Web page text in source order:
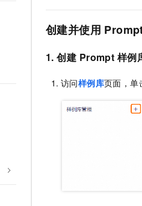
创建并使用
1. 创建 Prompt 样例
访问样例库页面，单